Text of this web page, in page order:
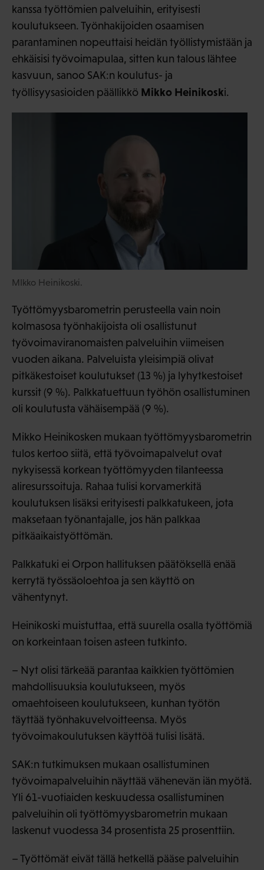
kanssa työttömien palveluihin, erityisesti
koulutukseen. Työnhakijoiden osaamisen
parantaminen nopeuttaisi heidän työllistymistään ja
ehkäisisi työvoimapulaa, sitten kun talous lähtee
kasvuun, sanoo SAK:n koulutus- ja
työllisyysasioiden päällikkö Mikko Heinikoski.
MIkko Heinikoski.
Työttömyysbarometrin perusteella vain noin
kolmasosa työnhakijoista oli osallistunut
työvoimaviranomaisten palveluihin viimeisen
vuoden aikana. Palveluista yleisimpiä olivat
pitkäkestoiset koulutukset (13 %) ja lyhytkestoiset
kurssit (9 %). Palkkatuettuun työhön osallistuminen
oli koulutusta vähäisempää (9 %).
Mikko Heinikosken mukaan työttömyysbarometrin
tulos kertoo siitä, että työvoimapalvelut ovat
nykyisessä korkean työttömyyden tilanteessa
aliresurssoituja. Rahaa tulisi korvamerkitä
koulutuksen lisäksi erityisesti palkkatukeen, jota
maksetaan työnantajalle, jos hän palkkaa
pitkäaikaistyöttömän.
Palkkatuki ei Orpon hallituksen päätöksellä enää
kerrytä työssäoloehtoa ja sen käyttö on
vähentynyt.
Heinikoski muistuttaa, että suurella osalla työttömiä
on korkeintaan toisen asteen tutkinto.
– Nyt olisi tärkeää parantaa kaikkien työttömien
mahdollisuuksia koulutukseen, myös
omaehtoiseen koulutukseen, kunhan työtön
täyttää työnhakuvelvoitteensa. Myös
työvoimakoulutuksen käyttöä tulisi lisätä.
SAK:n tutkimuksen mukaan osallistuminen
työvoimapalveluihin näyttää vähenevän iän myötä.
Yli 61-vuotiaiden keskuudessa osallistuminen
palveluihin oli työttömyysbarometrin mukaan
laskenut vuodessa 34 prosentista 25 prosenttiin.
– Työttömät eivät tällä hetkellä pääse palveluihin